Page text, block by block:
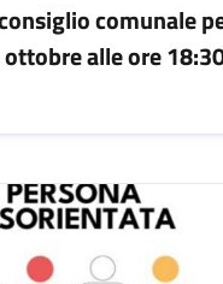
comunale
alle ore